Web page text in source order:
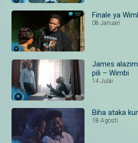
Finale ya
08 Januari
James
pili – Wimbi
14 Julai
Biha ataka
18 Agosti